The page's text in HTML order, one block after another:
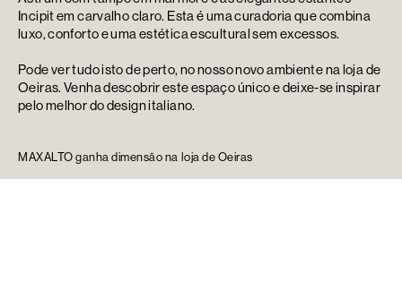
Incipit em carvalho claro. Esta é uma curadoria que combina
luxo, conforto e uma estética escultural sem excessos.
Pode ver tudo isto de perto, no nosso novo ambiente na loja de
Oeiras. Venha descobrir este espaço único e deixe-se inspirar
pelo melhor do design italiano.
MAXALTO ganha dimensão na loja de Oeiras